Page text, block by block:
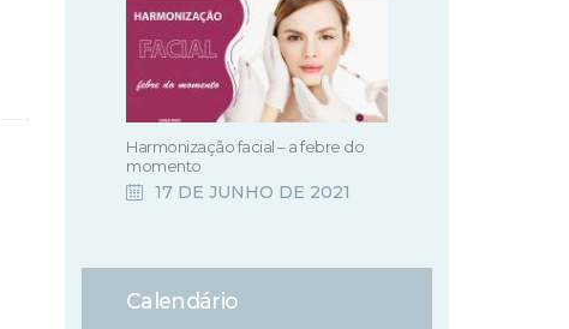
Harmonização facial – a febre do
momento
17 DE JUNHO DE 2021
Calendário